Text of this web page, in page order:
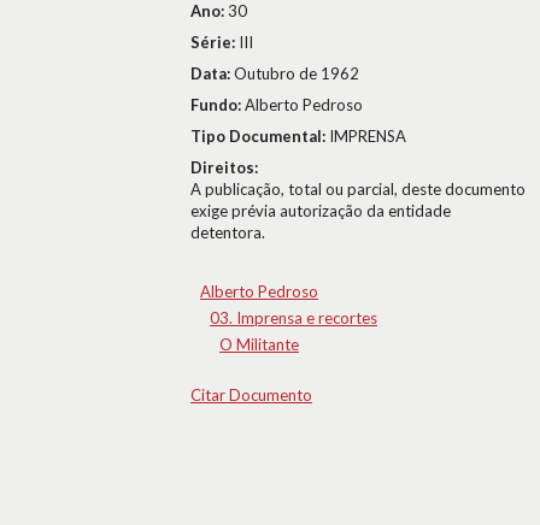
Ano:30
Série: III
Data:Outubro de 1962
Fundo:Alberto Pedroso
Tipo Documental: IMPRENSA
Direitos:
A publicação, total ou parcial, deste documento
exige prévia autorização da entidade
detentora.
Alberto Pedroso
03. Imprensa e recortes
O Militante
Citar Documento